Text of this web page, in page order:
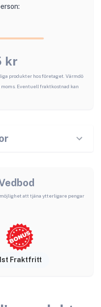
kr
produkter hos företaget. Värmdö
Eventuell fraktkostnad kan
att tjäna ytterligare pengar
Fraktfritt